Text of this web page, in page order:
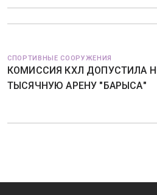
СПОРТИВНЫЕ СООРУЖЕНИЯ
КОМИССИЯ КХЛ ДОПУСТИЛА
ТЫСЯЧНУЮ АРЕНУ "БАРЫСА"